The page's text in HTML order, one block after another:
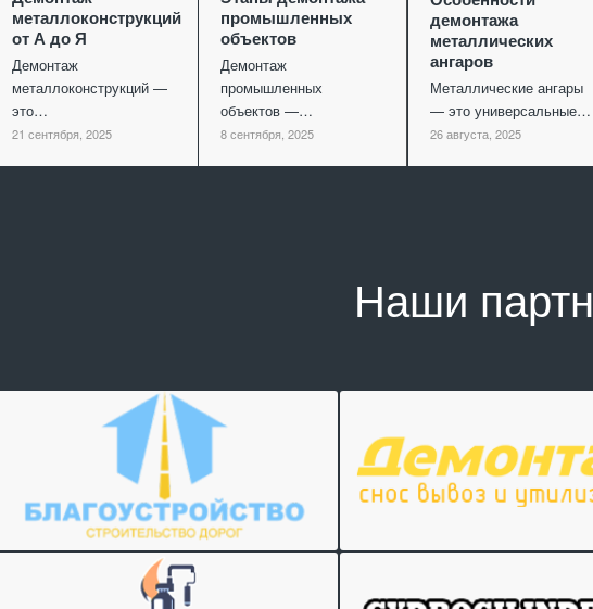
металлоконструкций
от А до Я
Демонтаж
металлоконструкций —
это…
21 сентября, 2025
промышленных
объектов
Демонтаж
промышленных
объектов —…
8 сентября, 2025
демонтажа
металлических
ангаров
Металлические ангары
— это универсальные…
26 августа, 2025
Наши